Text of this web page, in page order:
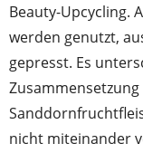
Beauty-Upcycling.
werden genutzt,
gepresst. Es
nicht miteinander